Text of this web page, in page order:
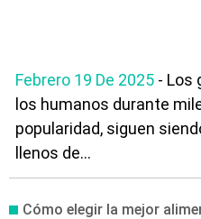
Febrero 19 De 2025 - Los
los humanos durante
popularidad, siguen
llenos de...
Cómo elegir la mejor